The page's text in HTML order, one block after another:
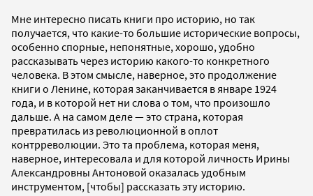
Мне интересно писать книги про историю, но так
получается, что какие-то большие исторические вопросы,
особенно спорные, непонятные, хорошо, удобно
рассказывать через историю какого-то конкретного
человека. В этом смысле, наверное, это продолжение
книги о Ленине, которая заканчивается в январе 1924
года, и в которой нет ни слова о том, что произошло
дальше. А на самом деле — это страна, которая
превратилась из революционной в оплот
контрреволюции. Это та проблема, которая меня,
наверное, интересовала и для которой личность Ирины
Александровны Антоновой оказалась удобным
инструментом, [чтобы] рассказать эту историю.